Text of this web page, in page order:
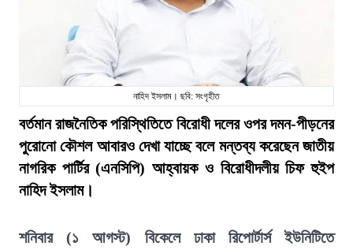
নাহিদ ইসলাম। ছবি: সংগৃহীত
বর্তমান রাজনৈতিক পরিস্থিতিতে বিরোধী দলের ওপর দমন-পীড়নের
পুরোনো কৌশল আবারও দেখা যাচ্ছে বলে মন্তব্য করেছেন জাতীয়
নাগরিক পার্টির (এনসিপি) আহ্বায়ক ও বিরোধীদলীয় চিফ হুইপ
নাহিদ ইসলাম।
শনিবার (১ আগস্ট) বিকেলে ঢাকা রিপোর্টার্স ইউনিটিতে